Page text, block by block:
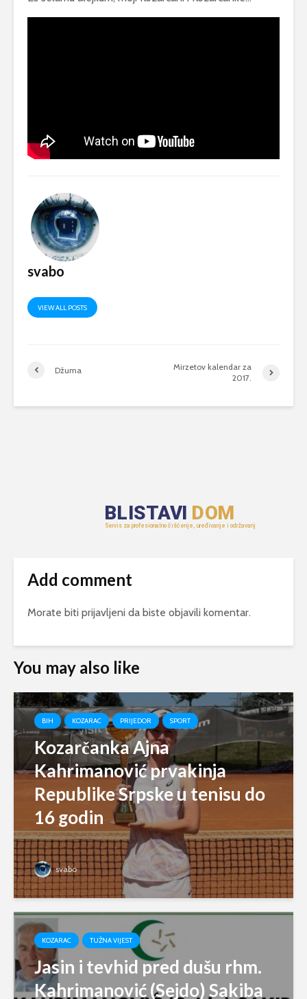
svabo
VIEW ALL POSTS
Džuma
Mirzetov kalendar za
2017.
Add comment
Morate biti prijavljeni da biste objavili komentar.
You may also like
BIH KOZARAC PRIJEDOR SPORT
Kozarčanka Ajna
Kahrimanović prvakinja
Republike Srpske u tenisu do
16 godin
svabo
KOZARAC TUŽNA VIJEST
Jasin i tevhid pred dušu rhm.
Kahrimanović (Sejdo) Sakiba